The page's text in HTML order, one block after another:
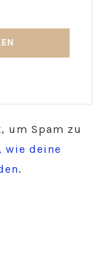
um Spam zu
wie deine
.